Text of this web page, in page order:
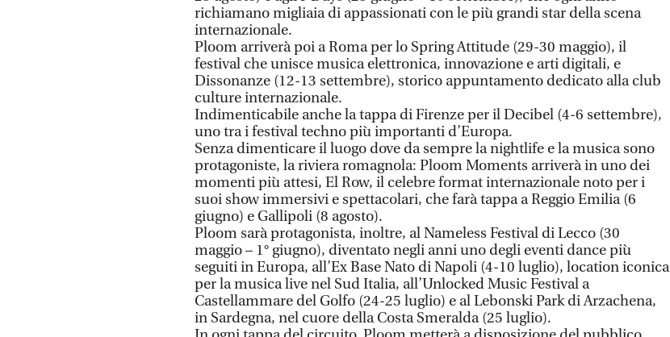
richiamano migliaia di appassionati con le più grandi star della scena
internazionale.
Ploom arriverà poi a Roma per lo Spring Attitude (29-30 maggio), il
festival che unisce musica elettronica, innovazione e arti digitali, e
Dissonanze (12-13 settembre), storico appuntamento dedicato alla club
culture internazionale.
Indimenticabile anche la tappa di Firenze per il Decibel (4-6 settembre),
uno tra i festival techno più importanti d’Europa.
Senza dimenticare il luogo dove da sempre la nightlife e la musica sono
protagoniste, la riviera romagnola: Ploom Moments arriverà in uno dei
momenti più attesi, El Row, il celebre format internazionale noto per i
suoi show immersivi e spettacolari, che farà tappa a Reggio Emilia (6
giugno) e Gallipoli (8 agosto).
Ploom sarà protagonista, inoltre, al Nameless Festival di Lecco (30
maggio – 1° giugno), diventato negli anni uno degli eventi dance più
seguiti in Europa, all’Ex Base Nato di Napoli (4-10 luglio), location iconica
per la musica live nel Sud Italia, all’Unlocked Music Festival a
Castellammare del Golfo (24-25 luglio) e al Lebonski Park di Arzachena,
in Sardegna, nel cuore della Costa Smeralda (25 luglio).